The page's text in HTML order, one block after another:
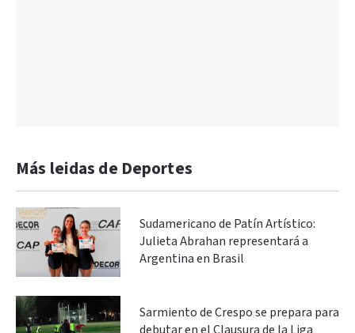
Más leidas de Deportes
Sudamericano de Patín Artístico:
Julieta Abrahan representará a
Argentina en Brasil
Sarmiento de Crespo se prepara para